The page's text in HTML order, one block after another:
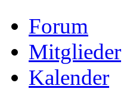
Forum
Mitglieder
Kalender